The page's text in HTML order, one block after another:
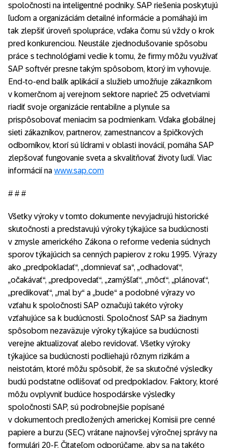
spoločnosti na inteligentné podniky. SAP riešenia poskytujú
ľuďom a organizáciám detailné informácie a pomáhajú im
tak zlepšiť úroveň spolupráce, vďaka čomu sú vždy o krok
pred konkurenciou. Neustále zjednodušovanie spôsobu
práce s technológiami vedie k tomu, že firmy môžu využívať
SAP softvér presne takým spôsobom, ktorý im vyhovuje.
End-to-end balík aplikácií a služieb umožňuje zákazníkom
v komerčnom aj verejnom sektore naprieč 25 odvetviami
riadiť svoje organizácie rentabilne a plynule sa
prispôsobovať meniacim sa podmienkam. Vďaka globálnej
sieti zákazníkov, partnerov, zamestnancov a špičkových
odborníkov, ktorí sú lídrami v oblasti inovácií, pomáha SAP
zlepšovať fungovanie sveta a skvalitňovať životy ľudí. Viac
informácií na www.sap.com
# # #
Všetky výroky v tomto dokumente nevyjadrujú historické
skutočnosti a predstavujú výroky týkajúce sa budúcnosti
v zmysle amerického Zákona o reforme vedenia súdnych
sporov týkajúcich sa cenných papierov z roku 1995. Výrazy
ako „predpokladať“, „domnievať sa“, „odhadovať“,
„očakávať“, „predpovedať“, „zamýšľať“, „môcť“, „plánovať“,
„predikovať“, „mal by“ a „bude“ a podobné výrazy vo
vzťahu k spoločnosti SAP označujú takéto výroky
vzťahujúce sa k budúcnosti. Spoločnosť SAP sa žiadnym
spôsobom nezaväzuje výroky týkajúce sa budúcnosti
verejne aktualizovať alebo revidovať. Všetky výroky
týkajúce sa budúcnosti podliehajú rôznym rizikám a
neistotám, ktoré môžu spôsobiť, že sa skutočné výsledky
budú podstatne odlišovať od predpokladov. Faktory, ktoré
môžu ovplyvniť budúce hospodárske výsledky
spoločnosti SAP, sú podrobnejšie popísané
v dokumentoch predložených americkej Komisii pre cenné
papiere a burzu (SEC) vrátane najnovšej výročnej správy na
formulári 20-F. Čitateľom odporúčame, aby sa na takéto